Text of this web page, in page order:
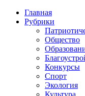
Главная
Рубрики
Общество
Конкурсы
Спорт
Экология
Культура